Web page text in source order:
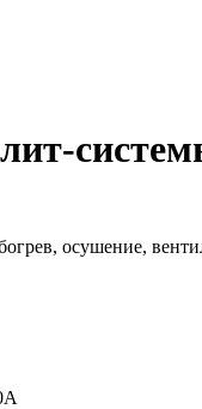
осушение,